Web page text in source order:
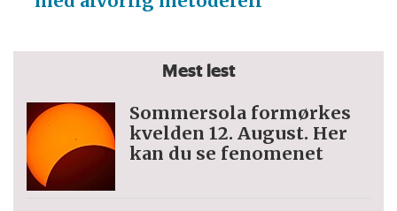
Mest lest
Sommersola formørkes
kvelden 12. August. Her
kan du se fenomenet